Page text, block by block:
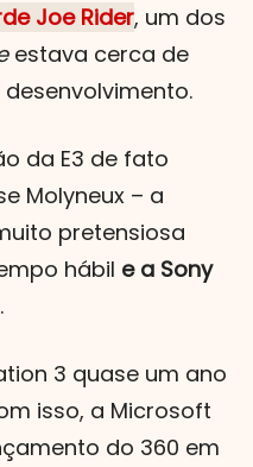
Joe Rider, um dos
estava cerca de
da E3 de fato
Molyneux – a
pretensiosa
hábil e a Sony
.
3 quase um ano
isso, a Microsoft
do 360 em